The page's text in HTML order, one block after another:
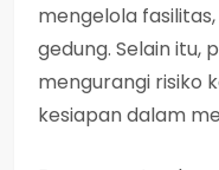
mengelola
gedung. Selain itu,
mengurangi risiko
kesiapan dalam